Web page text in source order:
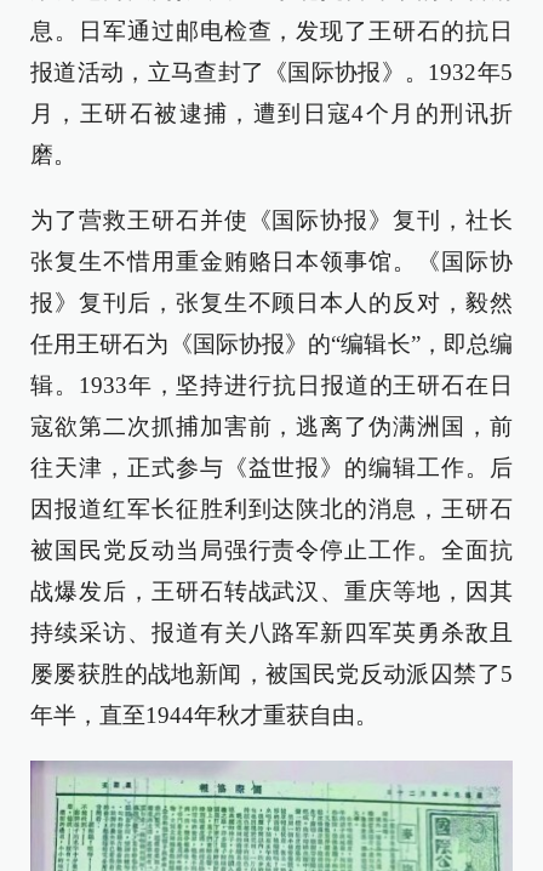
息。日军通过邮电检查，发现了王研石的抗日
报道活动，立马查封了《国际协报》。1932年5
月，王研石被逮捕，遭到日寇4个月的刑讯折
磨。
为了营救王研石并使《国际协报》复刊，社长
张复生不惜用重金贿赂日本领事馆。《国际协
报》复刊后，张复生不顾日本人的反对，毅然
任用王研石为《国际协报》的“编辑长”，即总编
辑。1933年，坚持进行抗日报道的王研石在日
寇欲第二次抓捕加害前，逃离了伪满洲国，前
往天津，正式参与《益世报》的编辑工作。后
因报道红军长征胜利到达陕北的消息，王研石
被国民党反动当局强行责令停止工作。全面抗
战爆发后，王研石转战武汉、重庆等地，因其
持续采访、报道有关八路军新四军英勇杀敌且
屡屡获胜的战地新闻，被国民党反动派囚禁了5
年半，直至1944年秋才重获自由。